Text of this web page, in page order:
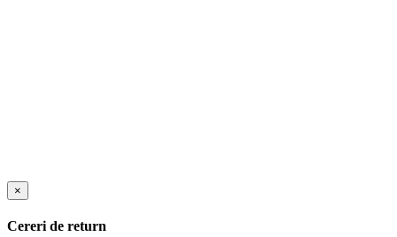
×
Cereri de return